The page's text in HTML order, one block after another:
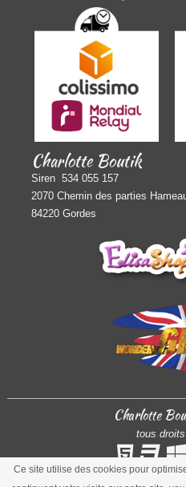
Ce site utilise des cookies pour
Charlotte Boutik
Siren 534 055 157
2070 Chemin des parties
84220 Gordes
Charlotte
tous